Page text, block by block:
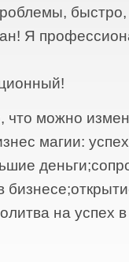
быстро,
Я
что можно
магии:
на успех